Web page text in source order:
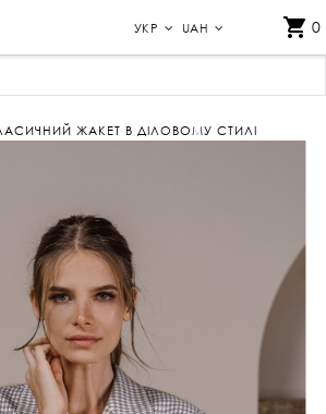
УКР UAH 0
ЖАКЕТ В ДІЛОВОМУ СТИЛІ